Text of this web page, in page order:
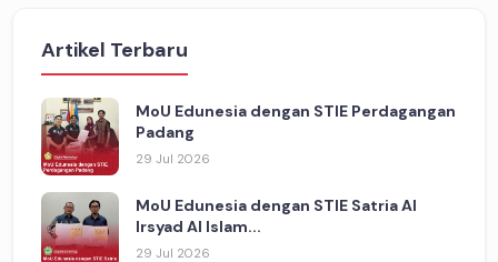
Artikel Terbaru
MoU Edunesia dengan STIE Perdagangan
Padang
29 Jul 2026
MoU Edunesia dengan STIE Satria Al
Irsyad Al Islam...
29 Jul 2026